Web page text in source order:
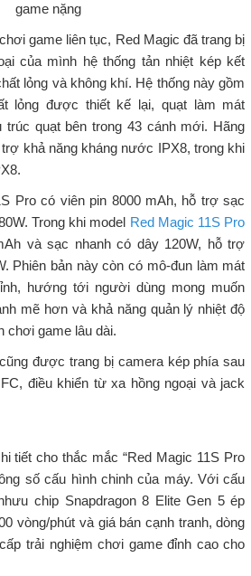
game nặng
game liên tục, Red Magic đã trang bị
của mình hệ thống tản nhiệt kép kết
lỏng và không khí. Hệ thống này gồm
lỏng được thiết kế lại, quạt làm mát
trúc quạt bên trong 43 cánh mới. Hãng
khả năng kháng nước IPX8, trong khi
Pro có viên pin 8000 mAh, hỗ trợ sạc
Trong khi model Red Magic 11S Pro
và sạc nhanh có dây 120W, hỗ trợ
Phiên bản này còn có mô-đun làm mát
hướng tới người dùng mong muốn
mẽ hơn và khả năng quản lý nhiệt độ
chơi game lâu dài.
được trang bị camera kép phía sau
điều khiển từ xa hồng ngoại và jack
tiết cho thắc mắc “Red Magic 11S Pro
số cấu hình chinh của máy. Với cấu
chip Snapdragon 8 Elite Gen 5 ép
vòng/phút và giá bán cạnh tranh, dòng
trải nghiệm chơi game đỉnh cao cho